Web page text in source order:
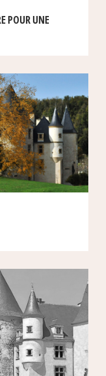
POUR UNE